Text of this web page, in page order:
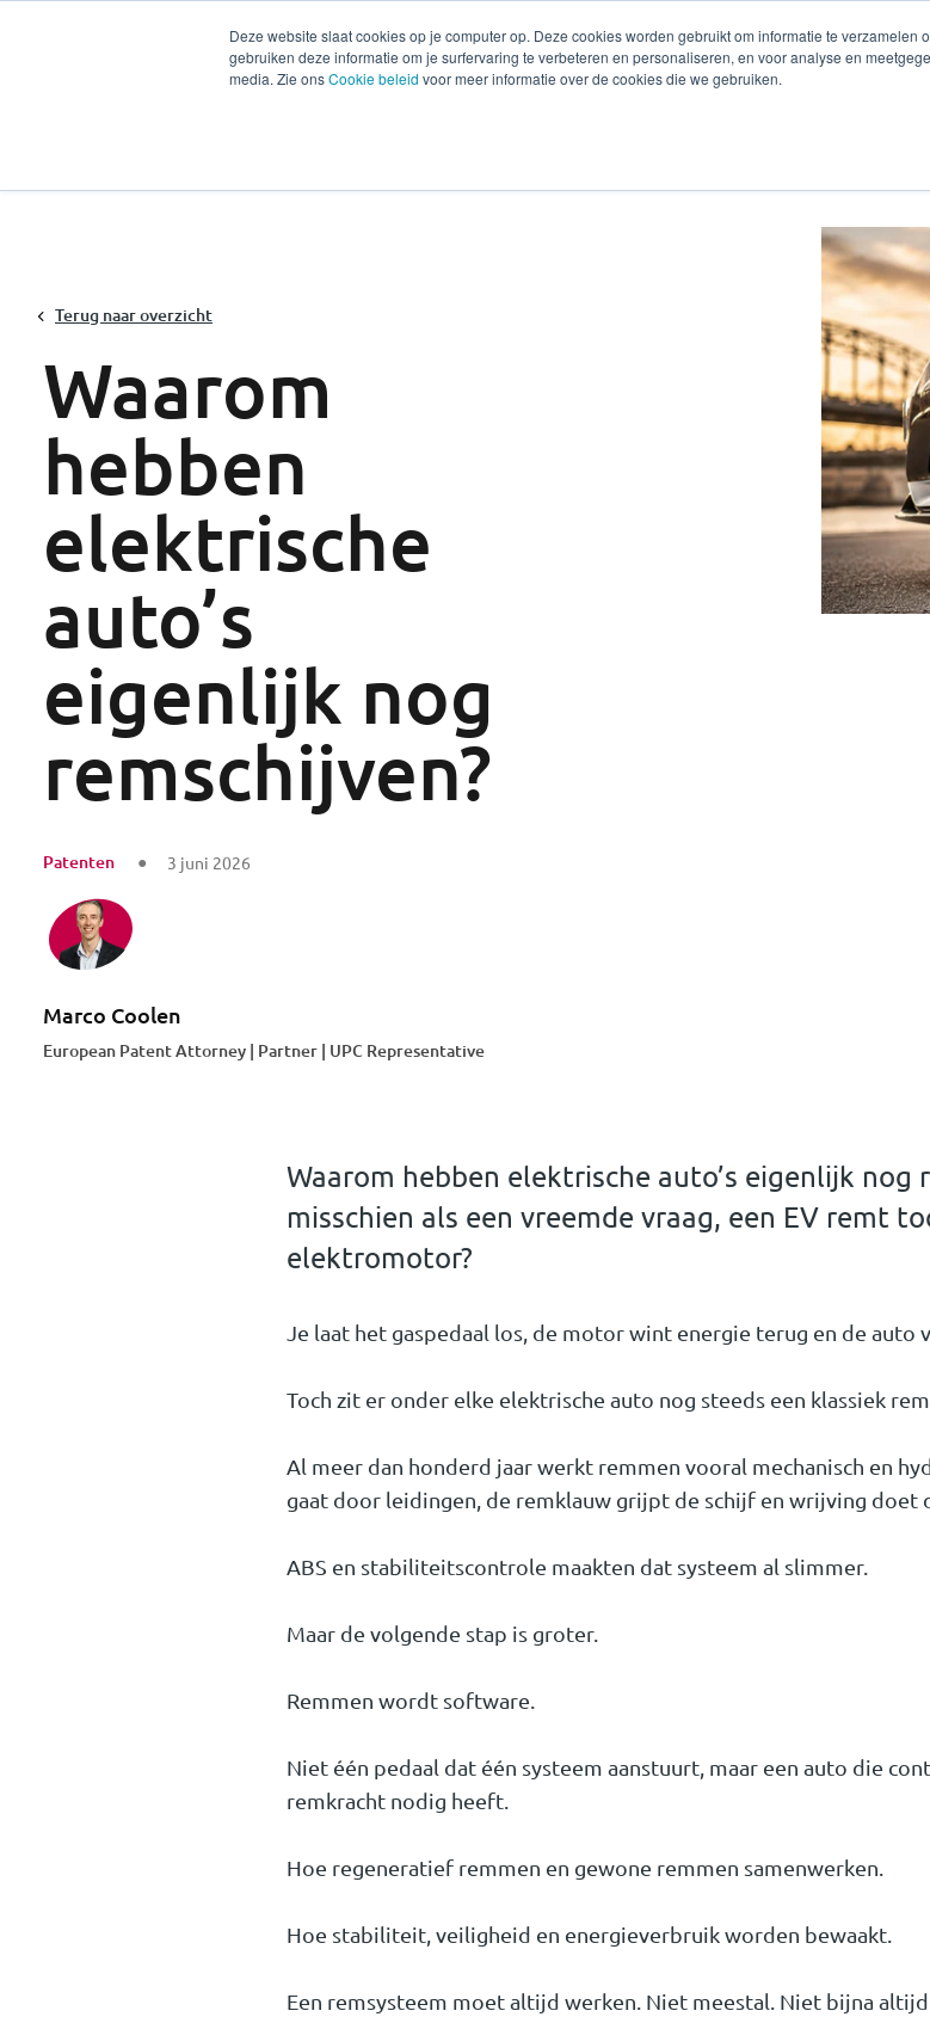
Deze website slaat cookies op je computer op. Deze cookies worden gebruikt om informatie te verzamelen
gebruiken deze informatie om je surfervaring te verbeteren en personaliseren, en voor analyse en
media. Zie onsCookie beleid voor meer informatie over de cookies die we gebruiken.
Diensten Sectoren Experts
Terug naar overzicht
Waarom
hebben
elektrische
auto’s
eigenlijk nog
remschijven?
Patenten 3 juni 2026
Marco Coolen
European Patent Attorney | Partner | UPC Representative
Waarom hebben elektrische auto’s eigenlijk nog
misschien als een vreemde vraag, een EV remt
elektromotor?
Je laat het gaspedaal los, de motor wint energie terug en de auto
Toch zit er onder elke elektrische auto nog steeds een klassiek
Al meer dan honderd jaar werkt remmen vooral mechanisch en
gaat door leidingen, de remklauw grijpt de schijf en wrijving doet
ABS en stabiliteitscontrole maakten dat systeem al slimmer.
Maar de volgende stap is groter.
Remmen wordt software.
Niet één pedaal dat één systeem aanstuurt, maar een auto die
remkracht nodig heeft.
Hoe regeneratief remmen en gewone remmen samenwerken.
Hoe stabiliteit, veiligheid en energieverbruik worden bewaakt.
Een remsysteem moet altijd werken. Niet meestal. Niet bijna